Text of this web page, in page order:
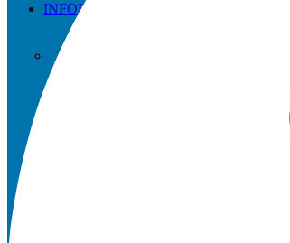
INFORMATIONEN
Zum Nachlesen und/oder Downloaden.